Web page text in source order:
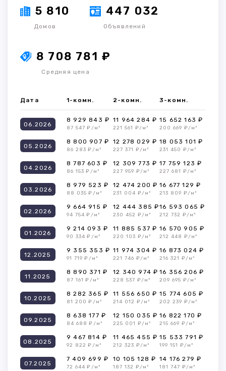
5 810
Домов
447 032
Объявлений
8 708 781 ₽
Средняя цена
Дата 1-комн. 2-комн. 3-комн.
06.2026
8 929 843 ₽
87 547 ₽/м²
11 964 284 ₽
221 561 ₽/м²
15 652 163 ₽
200 669 ₽/м²
05.2026
8 800 907 ₽
86 283 ₽/м²
12 278 029 ₽
227 371 ₽/м²
18 053 101 ₽
231 450 ₽/м²
04.2026
8 787 603 ₽
86 153 ₽/м²
12 309 773 ₽
227 959 ₽/м²
17 759 123 ₽
227 681 ₽/м²
03.2026
8 979 523 ₽
88 035 ₽/м²
12 474 200 ₽
231 004 ₽/м²
16 677 129 ₽
213 809 ₽/м²
02.2026
9 664 915 ₽
94 754 ₽/м²
12 444 385 ₽
230 452 ₽/м²
16 593 065 ₽
212 732 ₽/м²
01.2026
9 214 093 ₽
90 334 ₽/м²
11 885 537 ₽
220 103 ₽/м²
16 570 905 ₽
212 448 ₽/м²
12.2025
9 355 353 ₽
91 719 ₽/м²
11 974 304 ₽
221 746 ₽/м²
16 873 024 ₽
216 321 ₽/м²
11.2025
8 890 371 ₽
87 161 ₽/м²
12 340 974 ₽
228 537 ₽/м²
16 356 206 ₽
209 695 ₽/м²
10.2025
8 282 365 ₽
81 200 ₽/м²
11 556 650 ₽
214 012 ₽/м²
15 774 605 ₽
202 239 ₽/м²
09.2025
8 638 177 ₽
84 688 ₽/м²
12 150 035 ₽
225 001 ₽/м²
16 822 170 ₽
215 669 ₽/м²
08.2025
9 467 814 ₽
92 822 ₽/м²
11 465 455 ₽
212 323 ₽/м²
15 533 791 ₽
199 151 ₽/м²
07.2025
7 409 699 ₽
72 644 ₽/м²
10 105 128 ₽
187 132 ₽/м²
14 176 279 ₽
181 747 ₽/м²